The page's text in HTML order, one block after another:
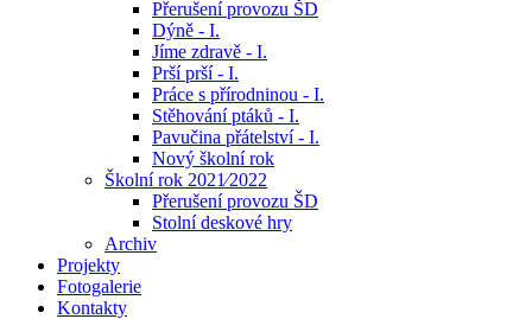
Přerušení provozu ŠD
Dýně - I.
Jíme zdravě - I.
Prší prší - I.
Práce s přírodninou - I.
Stěhování ptáků - I.
Pavučina přátelství - I.
Nový školní rok
Školní rok 2021⁄2022
Přerušení provozu ŠD
Stolní deskové hry
Archiv
Projekty
Fotogalerie
Kontakty